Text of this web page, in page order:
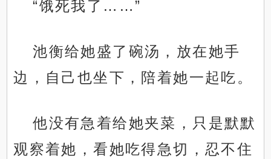
“饿死我了……”
池衡给她盛了碗汤，放在她手
边，自己也坐下，陪着她一起吃。
他没有急着给她夹菜，只是默默
观察着她，看她吃得急切，忍不住